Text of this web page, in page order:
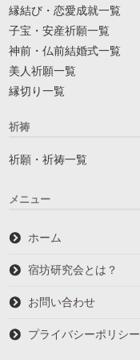
縁結び・恋愛成就一覧
子宝・安産祈願一覧
神前・仏前結婚式一覧
美人祈願一覧
縁切り一覧
祈祷
祈願・祈祷一覧
メニュー
ホーム
宿坊研究会とは？
お問い合わせ
プライバシーポリシー